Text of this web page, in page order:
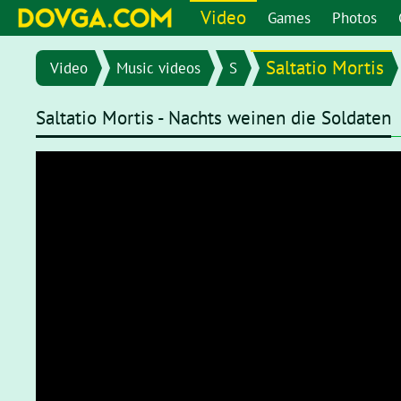
Video Games Photos
Video Music videos S Saltatio Mortis
Saltatio Mortis - Nachts weinen die Soldaten